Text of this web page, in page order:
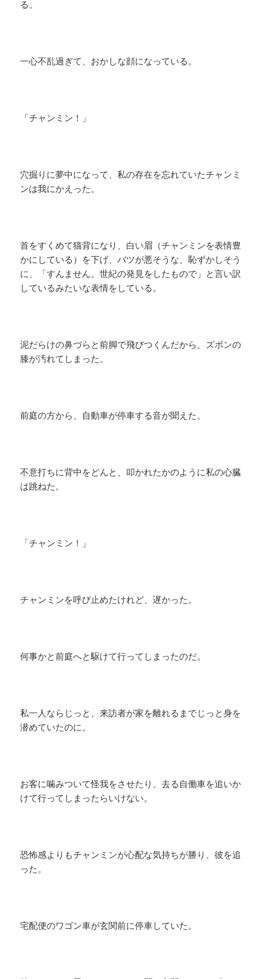
る。
一心不乱過ぎて、おかしな顔になっている。
「チャンミン！」
穴掘りに夢中になって、私の存在を忘れていたチャンミ
ンは我にかえった。
首をすくめて猫背になり、白い眉（チャンミンを表情豊
かにしている）を下げ、バツが悪そうな、恥ずかしそう
に、「すんません。世紀の発見をしたもので」と言い訳
しているみたいな表情をしている。
泥だらけの鼻づらと前脚で飛びつくんだから、ズボンの
膝が汚れてしまった。
前庭の方から、自動車が停車する音が聞えた。
不意打ちに背中をどんと、叩かれたかのように私の心臓
は跳ねた。
「チャンミン！」
チャンミンを呼び止めたけれど、遅かった。
何事かと前庭へと駆けて行ってしまったのだ。
私一人ならじっと、来訪者が家を離れるまでじっと身を
潜めていたのに。
お客に噛みついて怪我をさせたり、去る自働車を追いか
けて行ってしまったらいけない。
恐怖感よりもチャンミンが心配な気持ちが勝り、彼を追
った。
宅配便のワゴン車が玄関前に停車していた。